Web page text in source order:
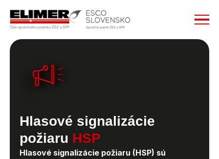
Hlasové signalizácie
požiaru HSP
Hlasové signalizácie požiaru (HSP) sú